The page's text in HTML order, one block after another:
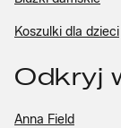
Koszulki dla dzieci
Odkryj
Anna Field